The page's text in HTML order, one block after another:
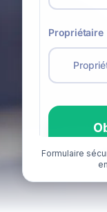
Formulaire